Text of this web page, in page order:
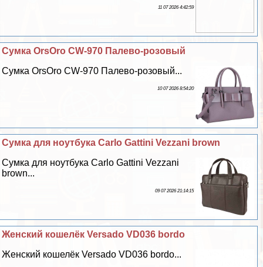
11 07 2026 4:42:59
Сумка OrsOro CW-970 Палево-розовый
Сумка OrsOro CW-970 Палево-розовый...
10 07 2026 8:54:20
Сумка для ноутбука Carlo Gattini Vezzani brown
Сумка для ноутбука Carlo Gattini Vezzani
brown...
09 07 2026 21:14:15
Женский кошелёк Versado VD036 bordo
Женский кошелёк Versado VD036 bordo...